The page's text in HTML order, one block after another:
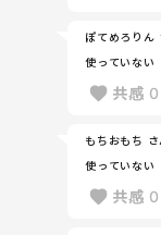
ぽてめろりん
使っていない
共感 0
もちおもち さ
使っていない
共感 0